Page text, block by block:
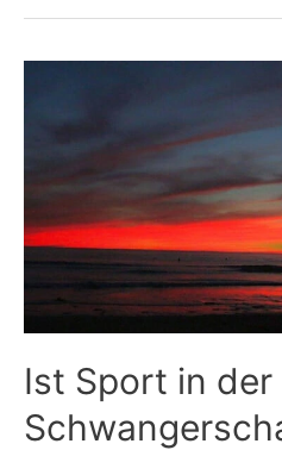
Ist Sport in der